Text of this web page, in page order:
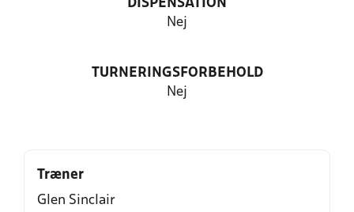
DISPENSATION
Nej
TURNERINGSFORBEHOLD
Nej
Træner
Glen Sinclair